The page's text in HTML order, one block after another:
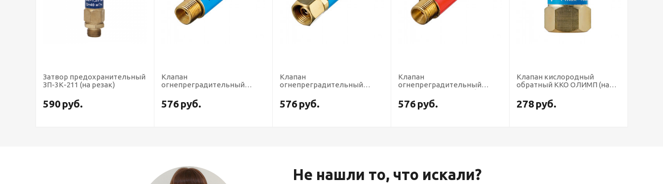
Затвор предохранительный
ЗП-3К-211 (на резак)
590руб.
Клапан
огнепреградительный
(на редуктор)
576руб.
Клапан
огнепреградительный
(на резак или горелку)
576руб.
Клапан
огнепреградительный
газовый КОГ ОЛИМП (на
резак или горелку)
576руб.
Клапан кислородный
обратный ККО ОЛИМП (на
резак или горелку)
278руб.
Не нашли то, что искали?